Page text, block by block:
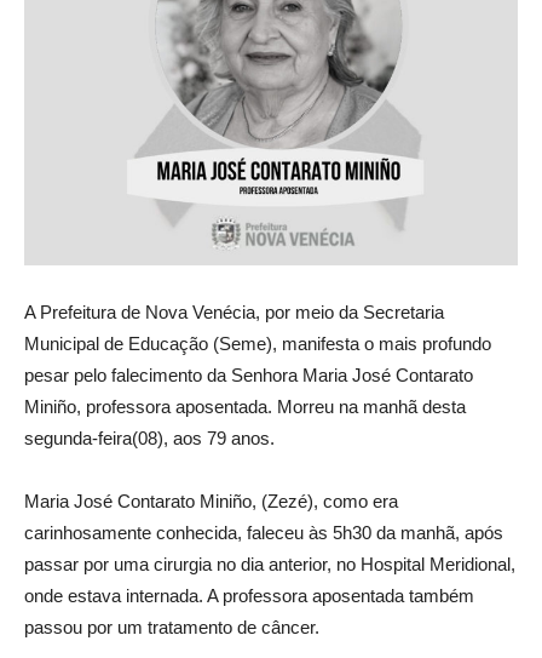
A Prefeitura de Nova Venécia, por meio da Secretaria
Municipal de Educação (Seme), manifesta o mais profundo
pesar pelo falecimento da Senhora Maria José Contarato
Miniño, professora aposentada. Morreu na manhã desta
segunda-feira(08), aos 79 anos.
Maria José Contarato Miniño, (Zezé), como era
carinhosamente conhecida, faleceu às 5h30 da manhã, após
passar por uma cirurgia no dia anterior, no Hospital Meridional,
onde estava internada. A professora aposentada também
passou por um tratamento de câncer.